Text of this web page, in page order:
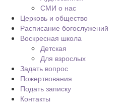
СМИ о нас
Церковь и общество
Расписание богослужений
Воскресная школа
Детская
Для взрослых
Задать вопрос
Пожертвования
Подать записку
Контакты